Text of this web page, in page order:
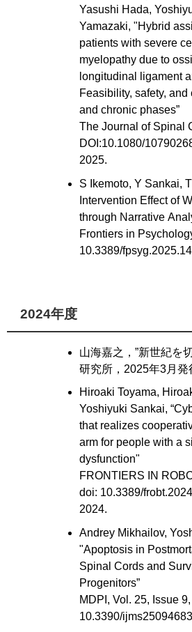
Yasushi Hada,
Yamazaki, "Hybrid
patients with severe
myelopathy due to
longitudinal ligament
Feasibility, safety,
and chronic phases”
The Journal of Spinal
DOI:10.1080/
2025.
S Ikemoto, Y Sankai,
Intervention Effect of
through Narrative
Frontiers in
10.3389/
2024年度
山海嘉之，”新世紀を
研究所，2025年3月発
Hiroaki Toyama,
Yoshiyuki Sankai,
that realizes
arm for people with a
dysfunction"
FRONTIERS IN
doi: 10.3389/
2024.
Andrey Mikhailov,
"Apoptosis in
Spinal Cords and
Progenitors”
MDPI, Vol. 25, Issue
10.3390/